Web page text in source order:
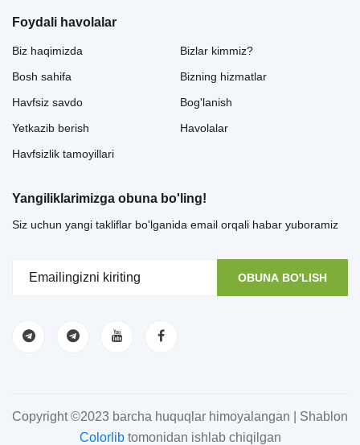
Foydali havolalar
Biz haqimizda
Bosh sahifa
Havfsiz savdo
Yetkazib berish
Havfsizlik tamoyillari
Bizlar kimmiz?
Bizning hizmatlar
Bog'lanish
Havolalar
Yangiliklarimizga obuna bo'ling!
Siz uchun yangi takliflar bo'lganida email orqali habar yuboramiz
OBUNA BO'LISH
Copyright ©2023 barcha huquqlar himoyalangan | Shablon
Colorlibtomonidan ishlab chiqilgan